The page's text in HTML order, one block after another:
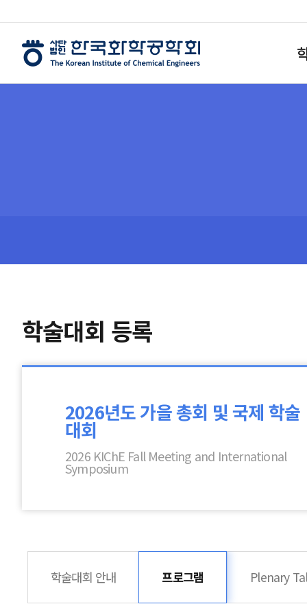
학술대회 등록
2026년도 가을 총회 및 국제 학술
대회
2026 KIChE Fall Meeting and International
Symposium
학술대회 안내 프로그램 Plenary